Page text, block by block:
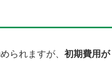
られますが、 初期費用が